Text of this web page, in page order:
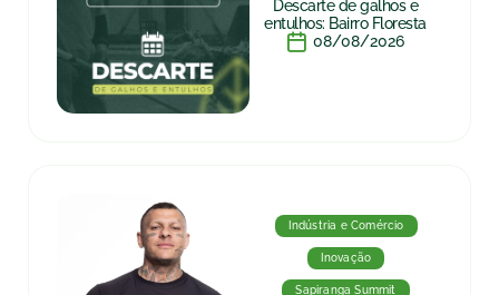
Descarte de galhos e
entulhos: Bairro Floresta
08/08/2026
Indústria e Comércio
Inovação
Sapiranga Summit